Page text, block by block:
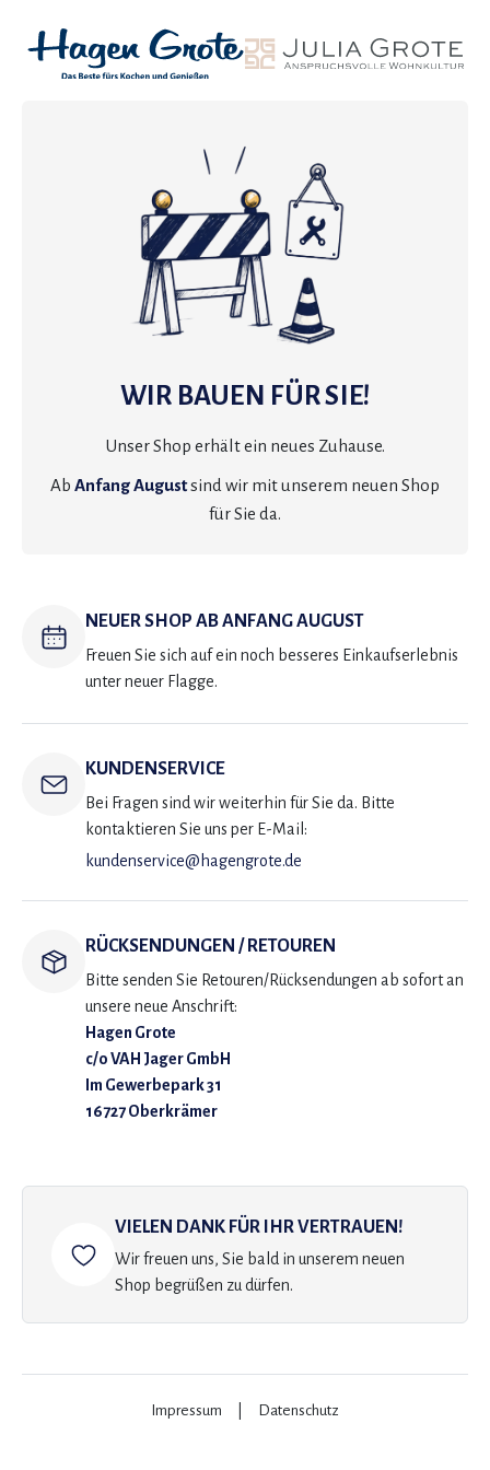
WIR BAUEN FÜR SIE!
Unser Shop erhält ein neues Zuhause.
Ab Anfang Augustsind wir mit unserem neuen Shop
für Sie da.
NEUER SHOP AB ANFANG AUGUST
Freuen Sie sich auf ein noch besseres Einkaufserlebnis
unter neuer Flagge.
KUNDENSERVICE
Bei Fragen sind wir weiterhin für Sie da. Bitte
kontaktieren Sie uns per E-Mail:
kundenservice@hagengrote.de
RÜCKSENDUNGEN / RETOUREN
Bitte senden Sie Retouren/Rücksendungen ab sofort an
unsere neue Anschrift:
Hagen Grote
c/o VAH Jager GmbH
Im Gewerbepark 31
16727 Oberkrämer
VIELEN DANK FÜR IHR VERTRAUEN!
Wir freuen uns, Sie bald in unserem neuen
Shop begrüßen zu dürfen.
Impressum Datenschutz